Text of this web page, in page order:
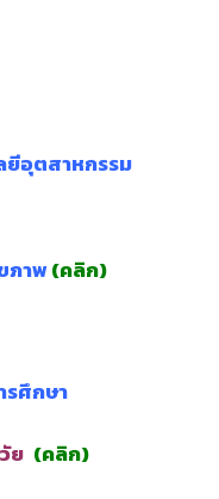
ยีอุตสาหกรรม
ภาพ(คลิก)
ศึกษา
ย (คลิก)